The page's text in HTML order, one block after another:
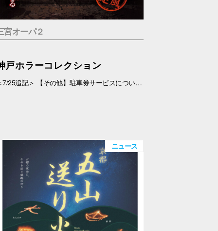
宮オーパ２
戸ホラーコレクション
＜7/25追記＞ 【その他】駐車券サービスについて、 対象外となっておりましたが、7/26(日)より、対象とさせていただきます。 ＜7/19追記＞ お化け屋敷の制作・プロデュース#エスプランニング が手掛ける本格お化け屋敷。 このお化け屋敷の主人公はあなたです。足を踏み入れてはいけない村に迷い込んだあなたの運命は…繋がる４つのストーリー 1.ルーム型「タブー」 友達を探している最中に、見つけた村を訪れたあなたの運命は…歩き回らないルーム型お化け屋敷です。狭い部屋内で繰り広げられる数々の恐怖体験… 2.暗闇型「ダークネス」 逃げた場所は、何も見えない闇… だが確実にあの化け物は私を追ってきている。手の感触を頼りに暗闇の中を進んで行く。暗闇に潜む化け物とは… 3.ウォークスルー型「ヴィレッジ」 暗闇を抜けてもまだ家の中だった…この家から外に出ろ！歩いて回る王道のお化け屋敷。とにかく前へ進み続けるしかない。 4.サウンド型「ドールズ」 私はあの化け物に見つからないように隠れた。私を探しているのは、あの化け物だけではない。ヘッドフォンだけで聞く恐怖。 【日程】 7/11(土)・7/12(日)、7/18(土)～9/23(水・祝) 【時間】 11:00～20:00(最終受付 19:30) 【場所】 5F 特設会場 【料金】 １.タブー 税込1,200円 ２.ダークネス 税込1,200円 ３.ヴィレッジ 税込1,500円 ４.ドールズ 税込1,200円 １～４セット券 税込4,500円 【その他】 ・入場券は会場のみでの販売となります。 ・お支払いは現金・PayPay（但しPayPayは7/18以降対応可能見込み） ・6才未満のお子さま、妊婦の方、アルコールを摂取されてる方は入場はご遠慮下さい。 ・駐車券サービスは対象外とさせていただきます。➡※7/26(日)より、対象となりました。
ニュース